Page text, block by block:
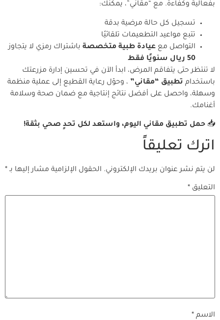
بفعالية وكفاءة. مع “مقاني”، يمكنك:
تسجيل كل حالة مرضية بدقة
تتبع مواعيد التطعيمات تلقائيًا
التواصل مع عيادة طبية متخصصة باشتراك رمزي لا يتجاوز
50 ريال سنويًا فقط
لا تنتظر حتى يتفاقم المرض، ابدأ الآن في تحسين إدارة مزرعتك
باستخدام تطبيق “مقاني” ، وحوّل رعاية القطيع إلى عملية منظمة
وسهلة، واحصل على أفضل نتائج إنتاجية مع ضمان صحة وسلامة
أغنامك.
📥 حمل تطبيق مقاني اليوم، واستعد لكل تحدٍ صحي بثقة!
اترك تعليقاً
لن يتم نشر عنوان بريدك الإلكتروني. الحقول الإلزامية مشار إليها بـ*
التعليق *
الاسم *